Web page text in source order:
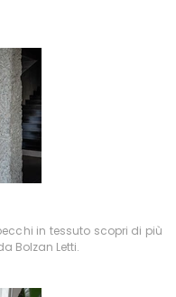
in tessuto scopri di più
Bolzan Letti.